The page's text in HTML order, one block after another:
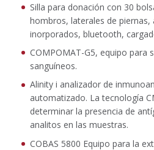
Silla para donación con 30
hombros, laterales de piernas,
inorporados, bluetooth,
COMPOMAT-G5, equipo para
sanguíneos.
Alinity i analizador de
automatizado. La tecnología
determinar la presencia de
analitos en las muestras.
COBAS 5800 Equipo para la